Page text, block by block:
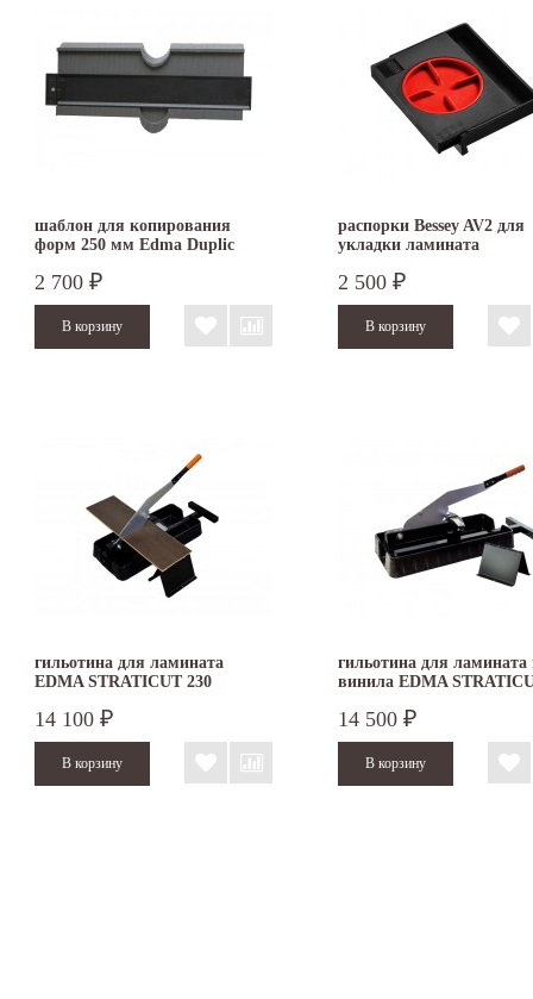
шаблон для копирования
форм 250 мм Edma Duplic
2 700 ₽
распорки Bessey AV2 для
укладки ламината
2 500 ₽
гильотина для ламината
EDMA STRATICUT 230
14 100 ₽
гильотина для ламината
винила EDMA
14 500 ₽